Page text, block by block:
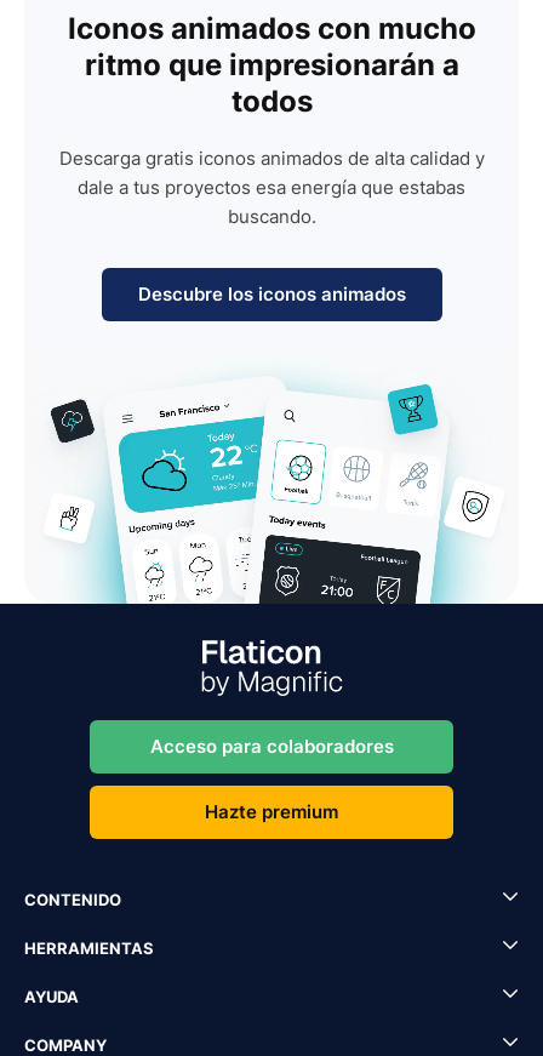
Iconos animados con mucho
ritmo que impresionarán a
todos
Descarga gratis iconos animados de alta calidad y
dale a tus proyectos esa energía que estabas
buscando.
Descubre los iconos animados
Acceso para colaboradores
Hazte premium
CONTENIDO
HERRAMIENTAS
AYUDA
COMPANY